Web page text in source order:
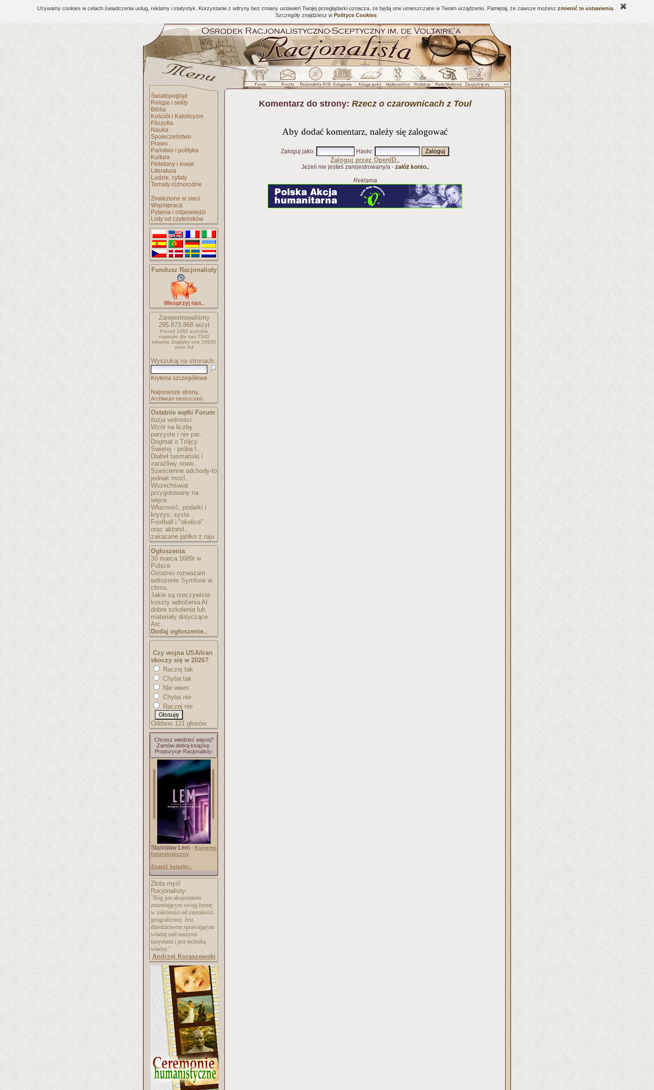
Używamy cookies w celach świadczenia usług, reklamy i statystyk. Korzystanie z witryny bez zmiany ustawień Twojej przeglądarki oznacza, że będą one umieszczane w Twoim urządzeniu. Pamiętaj, że zawsze możesz zmienić te ustawienia
Szczegóły znajdziesz w Polityce Cookies
Światopogląd
Religie i sekty
Biblia
Kościół i Katolicyzm
Filozofia
Nauka
Społeczeństwo
Prawo
Państwo i polityka
Kultura
Felietony i eseje
Literatura
Ludzie, cytaty
Tematy różnorodne
Znalezione w sieci
Współpraca
Pytania i odpowiedzi
Listy od czytelników
Fundusz Racjonalisty
Wesprzyj nas..
Zarejestrowaliśmy
295.873.868wizyt
Ponad 1062 autorów
napisało dla nas 7343
tekstów. Zajęłyby one 28930
stron A4
Wyszukaj na stronach:
Kryteria szczegółowe
Najnowsze strony..
Archiwum streszczeń..
Ostatnie wątki Forum:
iluzja wolności
Wzór na liczby
parzyste i nie par..
Dogmat o Trójcy
Świętej - próba l..
Diabeł tasmański i
zaraźliwy nowo..
Sześcienne odchody-to
jednak możl..
Wszechświat
przygotowany na
więce..
Własność, podatki i
kryzys: syste..
Football i "okolice"
oraz aktorst..
zakazane jabłko z raju
Ogłoszenia:
30 marca 1689r w
Polsce
Ostatnio rozważam
wdrożenie Symfonii w
chmu..
Jakie są rzeczywiste
koszty wdrożenia AI
dobre szkolenia lub
materiały dotyczące
Arc..
Dodaj ogłoszenie..
Czy wojna USA/Iran
skoczy się w 2026?
Raczej tak
Chyba tak
Nie wiem
Chyba nie
Raczej nie
Oddano 121 głosów.
Chcesz wiedzieć więcej?
Zamów dobrą książkę.
Propozycje Racjonalisty:
Stanisław Lem - Kongres
futurologiczny
Znajdź książkę..
Złota myśl
Racjonalisty:
"Bóg jest aksjomatem
zmieniającym swoją formę
w zależności od szerokości
geograficznej. Jest
dziedzictwem sprawującym
władzę nad naszymi
umysłami i jest techniką
władzy."
Andrzej Koraszewski
Komentarz do strony: Rzecz o czarownicach z Toul
Aby dodać komentarz, należy się zalogować
Zaloguj jako: Hasło:
Zaloguj przez OpenID..
Jeżeli nie jesteś zarejestrowany/a - załóż konto..
Reklama